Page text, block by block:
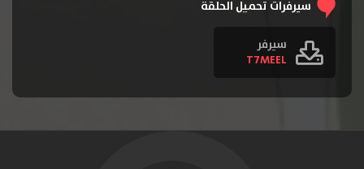
سيرفرات تحميل الحلقة
سيرفر
T7MEEL